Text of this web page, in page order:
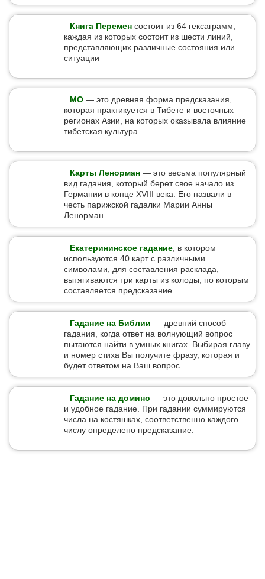
Книга Перемен состоит из 64 гексаграмм,
каждая из которых состоит из шести линий,
представляющих различные состояния или
ситуации
МО — это древняя форма предсказания,
которая практикуется в Тибете и восточных
регионах Азии, на которых оказывала влияние
тибетская культура.
Карты Ленорман — это весьма популярный
вид гадания, который берет свое начало из
Германии в конце XVIII века. Его назвали в
честь парижской гадалки Марии Анны
Ленорман.
Екатерининское гадание , в котором
используются 40 карт с различными
символами, для составления расклада,
вытягиваются три карты из колоды, по которым
составляется предсказание.
Гадание на Библии — древний способ
гадания, когда ответ на волнующий вопрос
пытаются найти в умных книгах. Выбирая главу
и номер стиха Вы получите фразу, которая и
будет ответом на Ваш вопрос..
Гадание на домино — это довольно простое
и удобное гадание. При гадании суммируются
числа на костяшках, соответственно каждого
числу определено предсказание.